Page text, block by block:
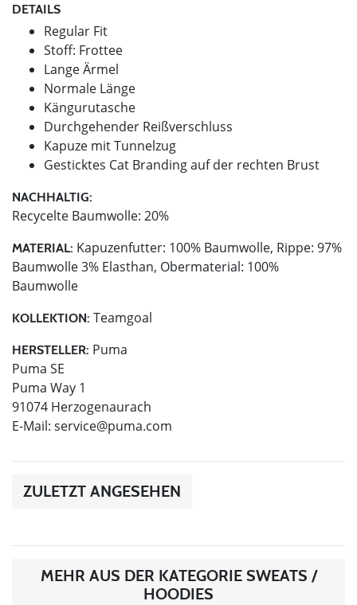
DETAILS
Regular Fit
Stoff: Frottee
Lange Ärmel
Normale Länge
Kängurutasche
Durchgehender Reißverschluss
Kapuze mit Tunnelzug
Gesticktes Cat Branding auf der rechten Brust
NACHHALTIG:
Recycelte Baumwolle: 20%
MATERIAL: Kapuzenfutter: 100% Baumwolle, Rippe: 97%
Baumwolle 3% Elasthan, Obermaterial: 100%
Baumwolle
KOLLEKTION: Teamgoal
HERSTELLER: Puma
Puma SE
Puma Way 1
91074 Herzogenaurach
E-Mail: service@puma.com
ZULETZT ANGESEHEN
MEHR AUS DER KATEGORIE SWEATS /
HOODIES